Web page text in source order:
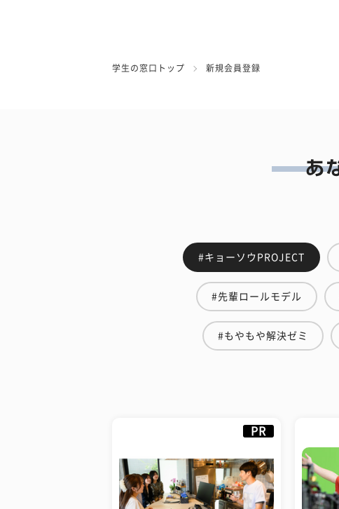
学生の窓口トップ 新規会員登録
#キョーソウPROJECT
#先輩ロールモデル
#もやもや解決ゼミ
PR